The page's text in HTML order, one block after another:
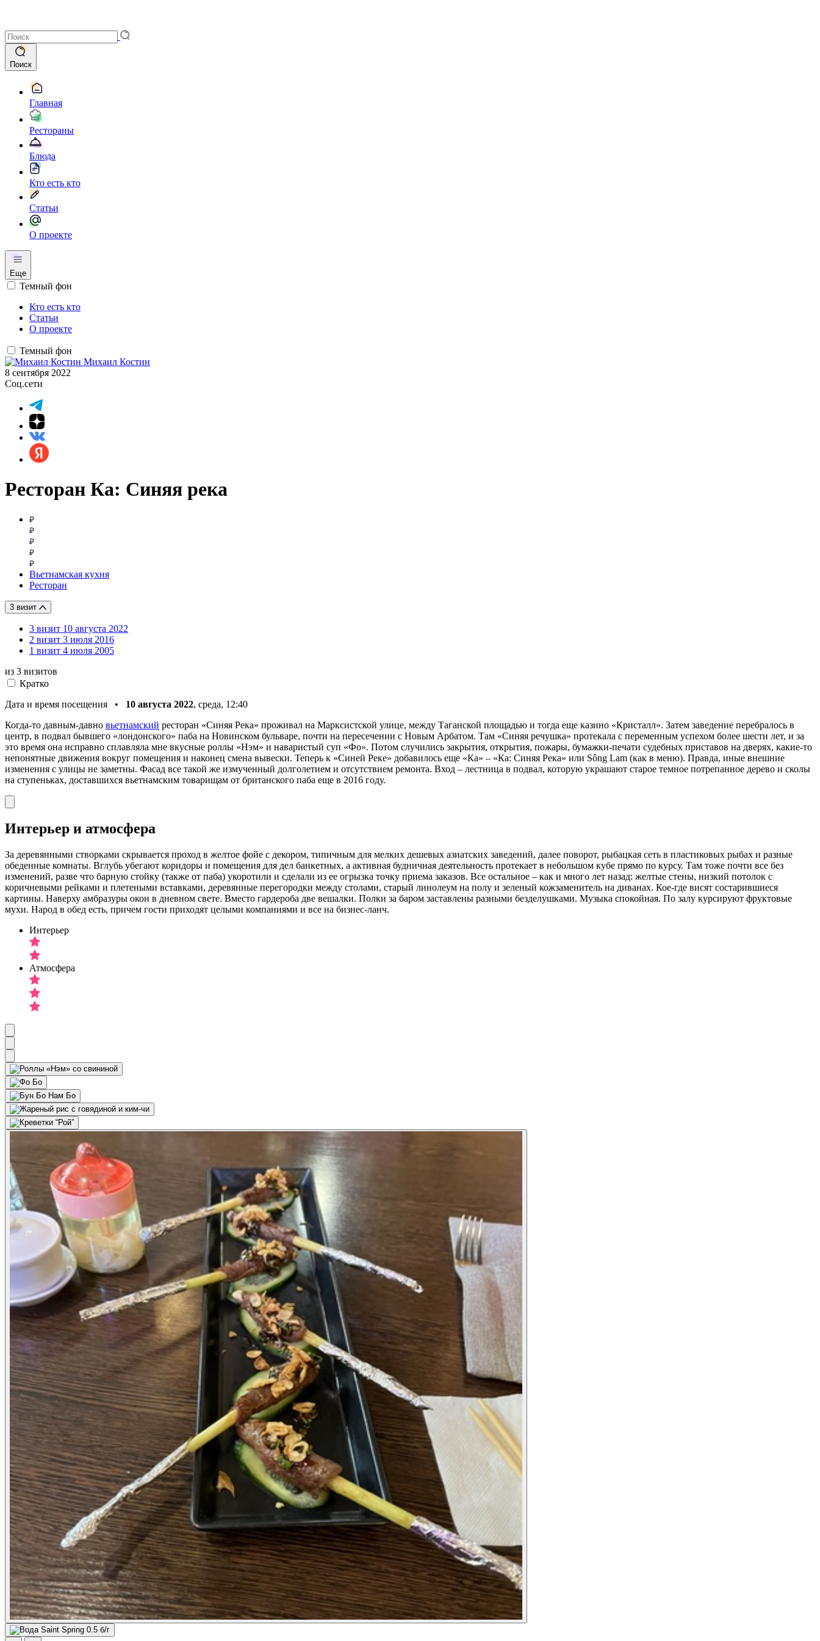
Поиск
Главная
Рестораны
Блюда
Кто есть кто
Статьи
О проекте
Еще
Темный фон
Кто есть кто
Статьи
О проекте
Темный фон
Михаил Костин
8 сентября 2022
Соц.сети
Ресторан Ка: Синяя река
Вьетнамская кухня
Ресторан
3 визит
3 визит 10 августа 2022
2 визит 3 июля 2016
1 визит 4 июля 2005
из 3 визитов
Кратко
Дата и время посещения • 10 августа 2022, среда, 12:40
Когда-то давным-давно вьетнамский ресторан «Синяя Река» проживал на Марксистской улице, между Таганской площадью и тогда еще казино «Кристалл». Затем заведение перебралось в
центр, в подвал бывшего «лондонского» паба на Новинском бульваре, почти на пересечении с Новым Арбатом. Там «Синяя речушка» протекала с переменным успехом более шести лет, и за
это время она исправно сплавляла мне вкусные роллы «Нэм» и наваристый суп «Фо». Потом случились закрытия, открытия, пожары, бумажки-печати судебных приставов на дверях, какие-то
непонятные движения вокруг помещения и наконец смена вывески. Теперь к «Синей Реке» добавилось еще «Ка» – «Ка: Синяя Река» или Sông Lam (как в меню). Правда, иные внешние
изменения с улицы не заметны. Фасад все такой же измученный долголетием и отсутствием ремонта. Вход – лестница в подвал, которую украшают старое темное потрепанное дерево и сколы
на ступеньках, доставшихся вьетнамским товарищам от британского паба еще в 2016 году.
Интерьер и атмосфера
За деревянными створками скрывается проход в желтое фойе с декором, типичным для мелких дешевых азиатских заведений, далее поворот, рыбацкая сеть в пластиковых рыбах и разные
обеденные комнаты. Вглубь убегают коридоры и помещения для дел банкетных, а активная будничная деятельность протекает в небольшом кубе прямо по курсу. Там тоже почти все без
изменений, разве что барную стойку (также от паба) укоротили и сделали из ее огрызка точку приема заказов. Все остальное – как и много лет назад: желтые стены, низкий потолок с
коричневыми рейками и плетеными вставками, деревянные перегородки между столами, старый линолеум на полу и зеленый кожзаменитель на диванах. Кое-где висят состарившиеся
картины. Наверху амбразуры окон в дневном свете. Вместо гардероба две вешалки. Полки за баром заставлены разными безделушками. Музыка спокойная. По залу курсируют фруктовые
мухи. Народ в обед есть, причем гости приходят целыми компаниями и все на бизнес-ланч.
Интерьер
Атмосфера